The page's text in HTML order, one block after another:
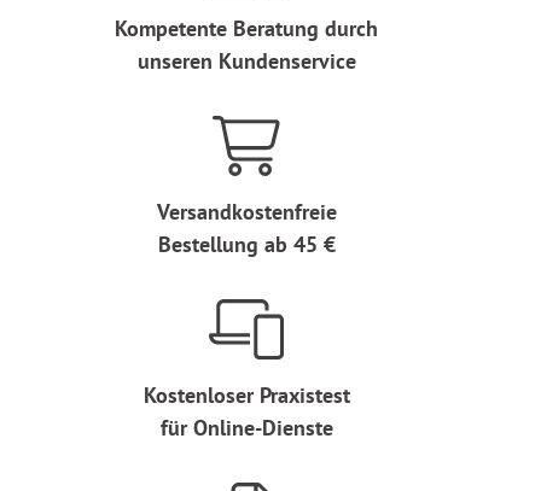
Kompetente Beratung durch
unseren Kundenservice
Versandkostenfreie
Bestellung ab 45 €
Kostenloser Praxistest
für Online-Dienste